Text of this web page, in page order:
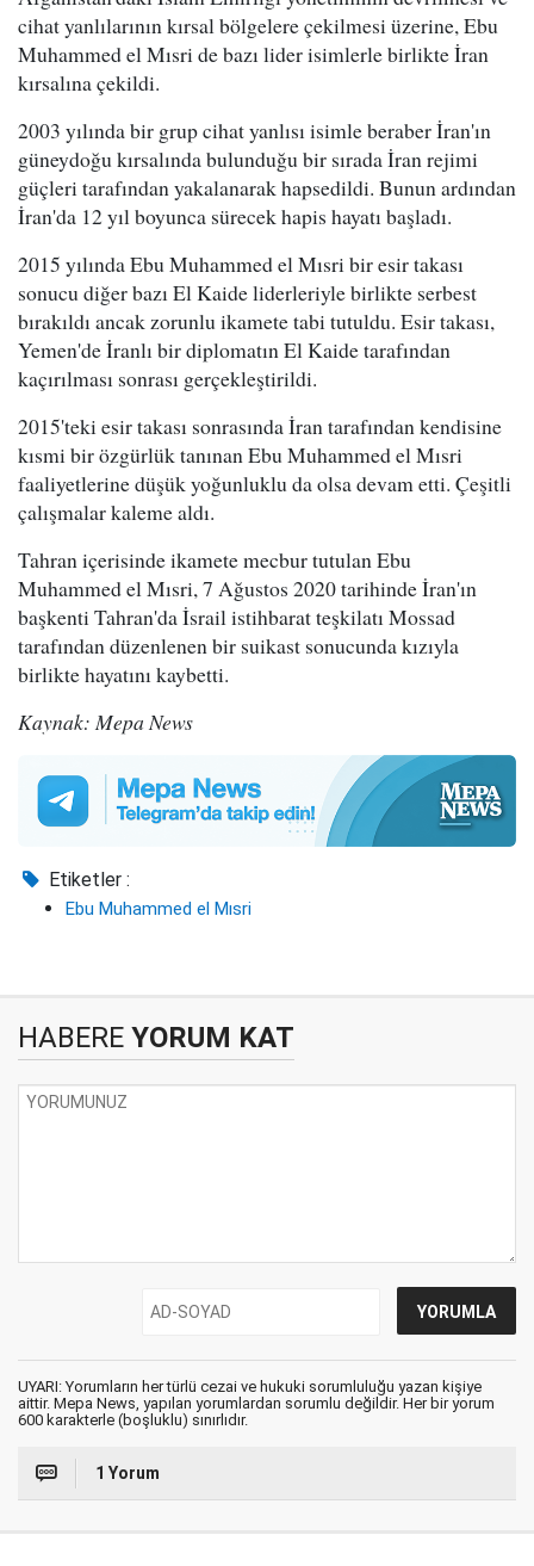
cihat yanlılarının kırsal bölgelere çekilmesi üzerine, Ebu
Muhammed el Mısri de bazı lider isimlerle birlikte İran
kırsalına çekildi.
2003 yılında bir grup cihat yanlısı isimle beraber İran'ın
güneydoğu kırsalında bulunduğu bir sırada İran rejimi
güçleri tarafından yakalanarak hapsedildi. Bunun ardından
İran'da 12 yıl boyunca sürecek hapis hayatı başladı.
2015 yılında Ebu Muhammed el Mısri bir esir takası
sonucu diğer bazı El Kaide liderleriyle birlikte serbest
bırakıldı ancak zorunlu ikamete tabi tutuldu. Esir takası,
Yemen'de İranlı bir diplomatın El Kaide tarafından
kaçırılması sonrası gerçekleştirildi.
2015'teki esir takası sonrasında İran tarafından kendisine
kısmi bir özgürlük tanınan Ebu Muhammed el Mısri
faaliyetlerine düşük yoğunluklu da olsa devam etti. Çeşitli
çalışmalar kaleme aldı.
Tahran içerisinde ikamete mecbur tutulan Ebu
Muhammed el Mısri, 7 Ağustos 2020 tarihinde İran'ın
başkenti Tahran'da İsrail istihbarat teşkilatı Mossad
tarafından düzenlenen bir suikast sonucunda kızıyla
birlikte hayatını kaybetti.
Kaynak: Mepa News
Etiketler :
Ebu Muhammed el Mısri
HABERE YORUM KAT
UYARI: Yorumların her türlü cezai ve hukuki sorumluluğu yazan kişiye
aittir. Mepa News, yapılan yorumlardan sorumlu değildir. Her bir yorum
600 karakterle (boşluklu) sınırlıdır.
1 Yorum